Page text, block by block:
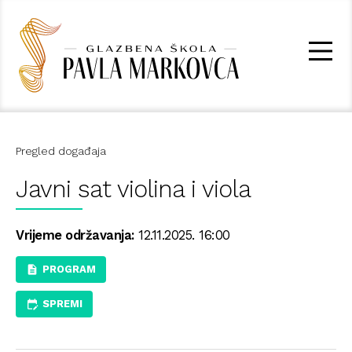
Pregled događaja
Javni sat violina i viola
Vrijeme održavanja:12.11.2025. 16:00
PROGRAM
SPREMI